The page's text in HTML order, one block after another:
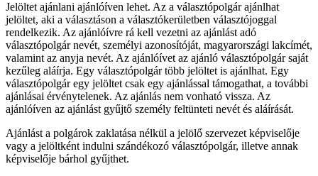
Jelöltet ajánlani ajánlóíven lehet. Az a választópolgár ajánlhat
jelöltet, aki a választáson a választókerületben választójoggal
rendelkezik. Az ajánlóívre rá kell vezetni az ajánlást adó
választópolgár nevét, személyi azonosítóját, magyarországi lakcímét,
valamint az anyja nevét. Az ajánlóívet az ajánló választópolgár saját
kezűleg aláírja. Egy választópolgár több jelöltet is ajánlhat. Egy
választópolgár egy jelöltet csak egy ajánlással támogathat, a további
ajánlásai érvénytelenek. Az ajánlás nem vonható vissza. Az
ajánlóíven az ajánlást gyűjtő személy feltünteti nevét és aláírását.
Ajánlást a polgárok zaklatása nélkül a jelölő szervezet képviselője
vagy a jelöltként indulni szándékozó választópolgár, illetve annak
képviselője bárhol gyűjthet.